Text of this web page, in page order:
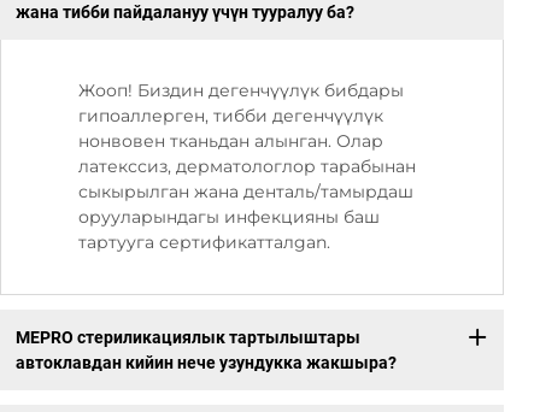
жана тибби пайдалануу үчүн тууралуу ба?
Жооп! Биздин дегенчүүлүк бибдары
гипоаллерген, тибби дегенчүүлүк
нонвовен тканьдан алынган. Олар
латекссиз, дерматологлор тарабынан
сыкырылган жана денталь/тамырдаш
орууларындагы инфекцияны баш
тартууга сертификатталgan.
MEPRO стериликациялык тартылыштары
автоклавдан кийин нече узундукка жакшыра?